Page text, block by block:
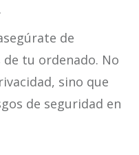
de
tu ordenado. No
sino que
de seguridad en